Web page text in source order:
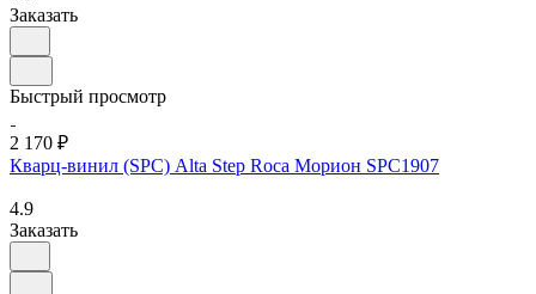
Заказать
Быстрый просмотр
2 170 ₽
Кварц-винил (SPC) Alta Step Roca Морион SPC1907
4.9
Заказать